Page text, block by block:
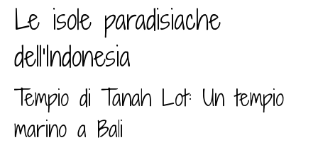
Le isole paradisiache
dell’Indonesia
Tempio di Tanah Lot: Un tempio
marino a Bali